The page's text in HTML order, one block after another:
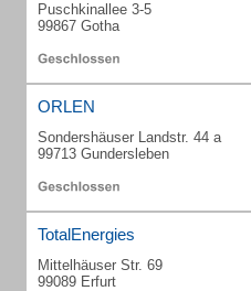
Puschkinallee 3-5
99867 Gotha
ORLEN
Sondershäuser Landstr. 44 a
99713 Gundersleben
TotalEnergies
Mittelhäuser Str. 69
99089 Erfurt